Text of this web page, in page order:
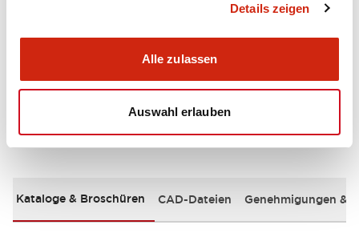
Details zeigen
Alle zulassen
Auswahl erlauben
Dokumente und Dateien
Kataloge & Broschüren CAD-Dateien Genehmigungen &